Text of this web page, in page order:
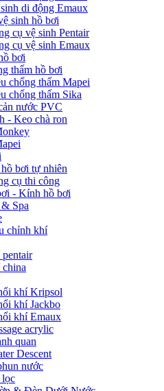
di động Emaux
sinh hồ bơi
cụ vệ sinh Pentair
cụ vệ sinh Emaux
bơi
thấm hồ bơi
chống thấm Mapei
chống thấm Sika
nước PVC
- Keo chà ron
bơi tự nhiên
cụ thi công
- Kính hồ bơi
Spa
chỉnh khí
pentair
china
khí Kripsol
khí Jackbo
khí Emaux
acrylic
quan
Descent
nước
lọc